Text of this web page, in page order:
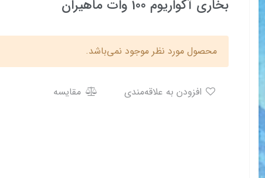
بخاری آکواریوم 100 وات ماهیران
محصول مورد نظر موجود نمی‌باشد.
مقایسه